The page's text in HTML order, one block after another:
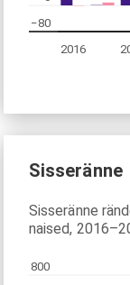
2016
−80
Sisseränne
Sisseränne
naised,
800